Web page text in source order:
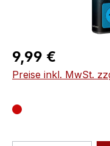
Regulärer Preis:
9,99 €
Preise inkl. MwSt.